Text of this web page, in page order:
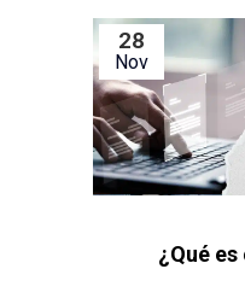
28
Nov
¿Qué